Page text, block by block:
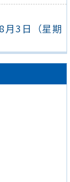
月3日（星期